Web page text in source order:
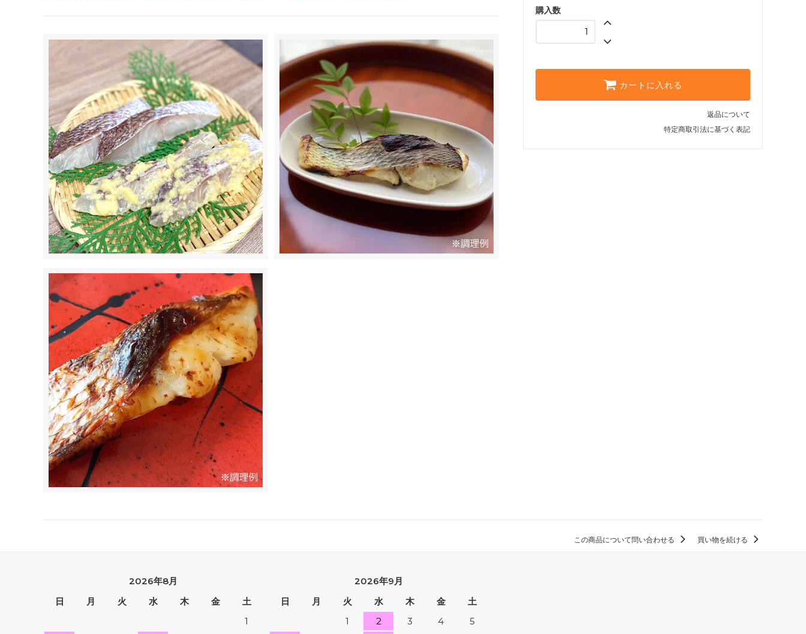
購入数
カートに入れる
返品について
特定商取引法に基づく表記
この商品について問い合わせる 買い物を続ける
2026年8月
日
月 火 水 木 金
土
1
2026年9月
日
月 火 水 木 金
土
1
2 3 4
5